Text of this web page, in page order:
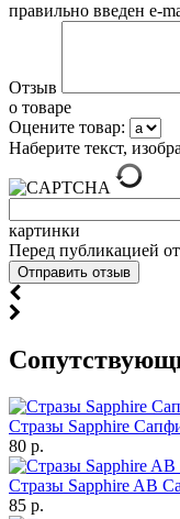
правильно введен e-
Отзыв
о товаре
Оцените товар:
Наберите текст,
картинки
Перед публикацией
Стразы Sapphire
80 р.
Стразы Sapphire AB
85 р.